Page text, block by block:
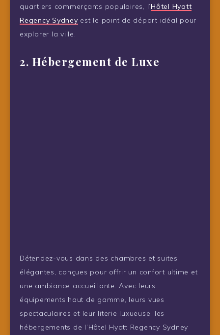
quartiers commerçants populaires, l’Hôtel Hyatt
Regency Sydney est le point de départ idéal pour
explorer la ville.
2. Hébergement de Luxe
Détendez-vous dans des chambres et suites
élégantes, conçues pour offrir un confort ultime et
une ambiance accueillante. Avec leurs
équipements haut de gamme, leurs vues
spectaculaires et leur literie luxueuse, les
hébergements de l’Hôtel Hyatt Regency Sydney